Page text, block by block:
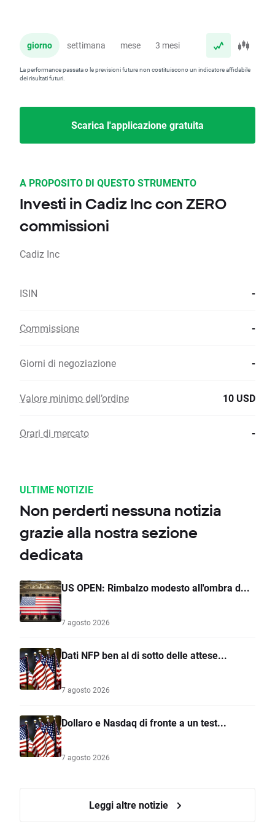
giorno settimana mese 3 mesi anno
La performance passata o le previsioni future non costituiscono un indicatore affidabile
dei risultati futuri.
Scarica l'applicazione gratuita
A PROPOSITO DI QUESTO STRUMENTO
Investi in Cadiz Inc con ZERO
commissioni
Cadiz Inc
ISIN -
Commissione -
Giorni di negoziazione -
Valore minimo dell’ordine 10 USD
Orari di mercato -
ULTIME NOTIZIE
Non perderti nessuna notizia
grazie alla nostra sezione
dedicata
US OPEN: Rimbalzo modesto all'ombra d...
7 agosto 2026
Dati NFP ben al di sotto delle attese...
7 agosto 2026
Dollaro e Nasdaq di fronte a un test...
7 agosto 2026
Leggi altre notizie